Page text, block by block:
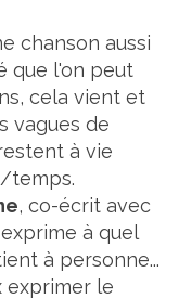
chanson aussi
que l'on peut
cela vient et
vagues de
à vie
temps.
, co-écrit avec
à quel
à personne...
exprimer le